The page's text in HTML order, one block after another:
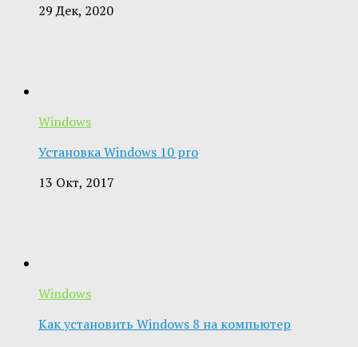
29 Дек, 2020
Windows
Установка Windows 10 pro
13 Окт, 2017
Windows
Как установить Windows 8 на компьютер